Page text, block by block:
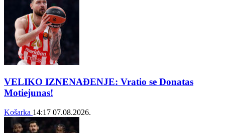
VELIKO IZNENAĐENJE: Vratio se Donatas
Motiejunas!
Košarka 14:17 07.08.2026.